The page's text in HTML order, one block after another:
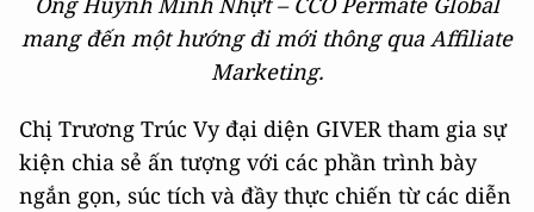
mang đến một hướng đi mới thông qua Affiliate
Marketing.
Chị Trương Trúc Vy đại diện GIVER tham gia sự
kiện chia sẻ ấn tượng với các phần trình bày
ngắn gọn, súc tích và đầy thực chiến từ các diễn